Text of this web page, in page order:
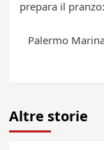
prepara il
Palermo
Altre storie